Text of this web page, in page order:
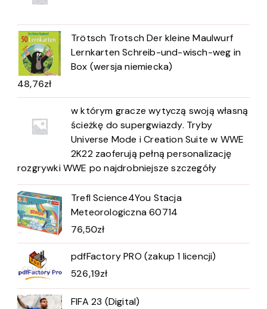
Trötsch Trotsch Der kleine Maulwurf
Lernkarten Schreib-und-wisch-weg in
Box (wersja niemiecka)
48,76zł
w którym gracze wytyczą swoją własną
ścieżkę do supergwiazdy. Tryby
Universe Mode i Creation Suite w WWE
2K22 zaoferują pełną personalizację
rozgrywki WWE po najdrobniejsze szczegóły
Trefl Science4You Stacja
Meteorologiczna 60714
76,50zł
pdfFactory PRO (zakup 1 licencji)
526,19zł
FIFA 23 (Digital)